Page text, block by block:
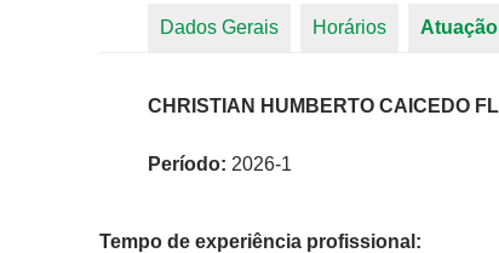
Dados Gerais Horários
CHRISTIAN HUMBERTO CAICEDO
Período: 2026-1
Tempo de experiência profissional: